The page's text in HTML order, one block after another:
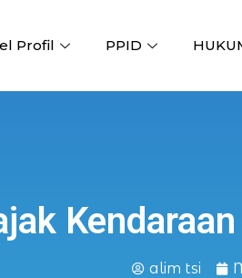
Profil PPID
alim tsi